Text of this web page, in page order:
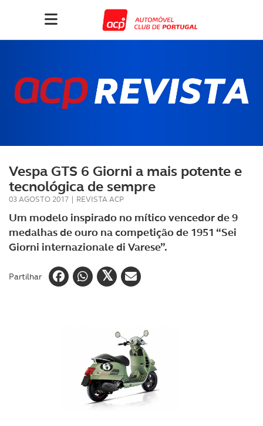
Vespa GTS 6 Giorni a mais potente e
tecnológica de sempre
03 AGOSTO 2017 | REVISTA ACP
Um modelo inspirado no mítico vencedor de 9
medalhas de ouro na competição de 1951 “Sei
Giorni internazionale di Varese”.
Partilhar